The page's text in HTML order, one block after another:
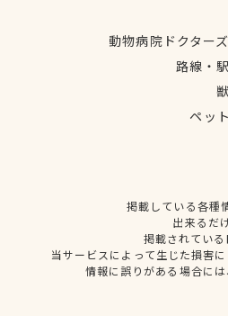
動物病院ドクター
路線・
ペッ
掲載している各種
出来るだ
掲載されてい
当サービスによって生じた損害
情報に誤りがある場合に